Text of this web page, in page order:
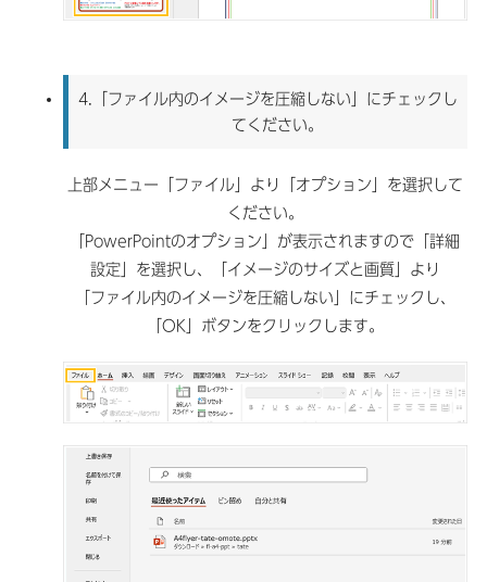
4.「ファイル内のイメージを圧縮しない」にチェックし
てください。
上部メニュー「ファイル」より「オプション」を選択して
ください。
「PowerPointのオプション」が表示されますので「詳細
設定」を選択し、「イメージのサイズと画質」より
「ファイル内のイメージを圧縮しない」にチェックし、
「OK」ボタンをクリックします。